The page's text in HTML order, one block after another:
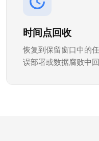
时间点回收
恢复到保留窗口中的
误部署或数据腐败中回